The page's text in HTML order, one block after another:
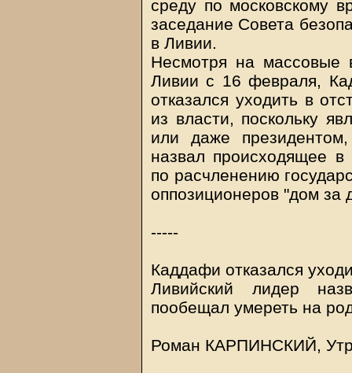
среду по московскому
заседание Совета
в Ливии.
Несмотря на массовые
Ливии с 16 февраля,
отказался уходить в
из власти, поскольку
или даже
назвал происходящее в
по расчленению
оппозиционеров "дом за
-----
Каддафи отказался
Ливийский лидер
пообещал умереть на
Роман КАРПИНСКИЙ,